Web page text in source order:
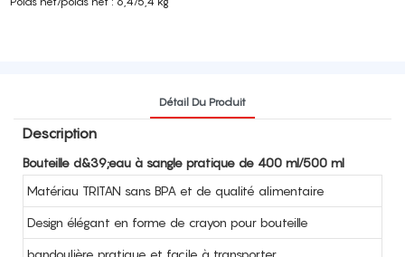
Détail Du Produit
Description
Bouteille d&39;eau à sangle pratique de 400 ml/500 ml
Matériau TRITAN sans BPA et de qualité alimentaire
Design élégant en forme de crayon pour bouteille
bandoulière pratique et facile à transporter